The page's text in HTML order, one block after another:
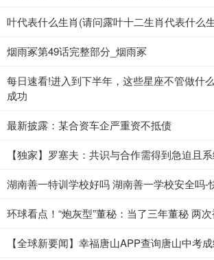
叶代表什么生肖(请问露叶十二生肖代表什么
烟雨冢第49话完整部分_烟雨冢
每日速看!进入到下半年，这些星座不管做什
成功
最新披露：某合资车企严重资不抵债
【独家】罗塞夫：共识与合作需得到急迫且
湖南善一特训学校好吗 湖南善一学校安全吗-
环球看点！“炮灰型”董秘：当了三年董秘 两
【全球新要闻】幸福唐山APP查询唐山中考